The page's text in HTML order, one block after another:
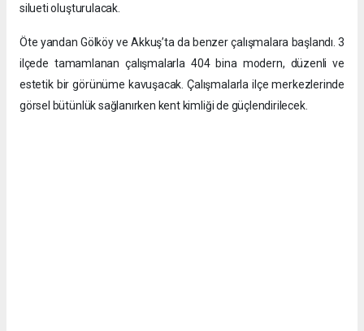
silueti oluşturulacak.
Öte yandan Gölköy ve Akkuş’ta da benzer çalışmalara başlandı. 3
ilçede tamamlanan çalışmalarla 404 bina modern, düzenli ve
estetik bir görünüme kavuşacak. Çalışmalarla ilçe merkezlerinde
görsel bütünlük sağlanırken kent kimliği de güçlendirilecek.